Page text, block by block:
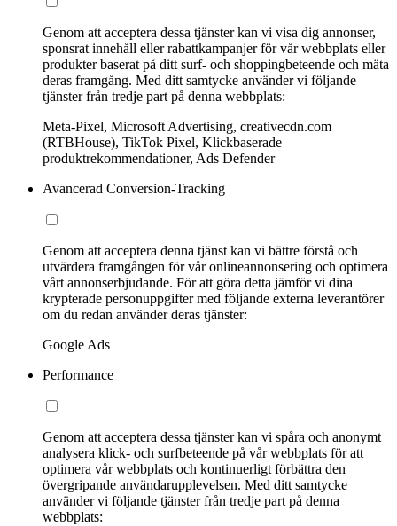
Genom att acceptera dessa tjänster kan vi visa dig annonser,
sponsrat innehåll eller rabattkampanjer för vår webbplats eller
produkter baserat på ditt surf- och shoppingbeteende och mäta
deras framgång. Med ditt samtycke använder vi följande
tjänster från tredje part på denna webbplats:
Meta-Pixel, Microsoft Advertising, creativecdn.com
(RTBHouse), TikTok Pixel, Klickbaserade
produktrekommendationer, Ads Defender
Avancerad Conversion-Tracking
Genom att acceptera denna tjänst kan vi bättre förstå och
utvärdera framgången för vår onlineannonsering och optimera
vårt annonserbjudande. För att göra detta jämför vi dina
krypterade personuppgifter med följande externa leverantörer
om du redan använder deras tjänster:
Google Ads
Performance
Genom att acceptera dessa tjänster kan vi spåra och anonymt
analysera klick- och surfbeteende på vår webbplats för att
optimera vår webbplats och kontinuerligt förbättra den
övergripande användarupplevelsen. Med ditt samtycke
använder vi följande tjänster från tredje part på denna
webbplats: